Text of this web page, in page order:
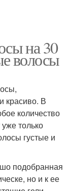
на 30
волосы
красиво. В
количество
только
густые и
подобранная
но и к ее